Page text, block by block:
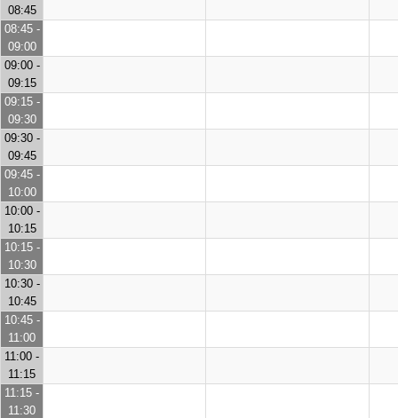
08:45
08:45 -
09:00
09:00 -
09:15
09:15 -
09:30
09:30 -
09:45
09:45 -
10:00
10:00 -
10:15
10:15 -
10:30
10:30 -
10:45
10:45 -
11:00
11:00 -
11:15
11:15 -
11:30